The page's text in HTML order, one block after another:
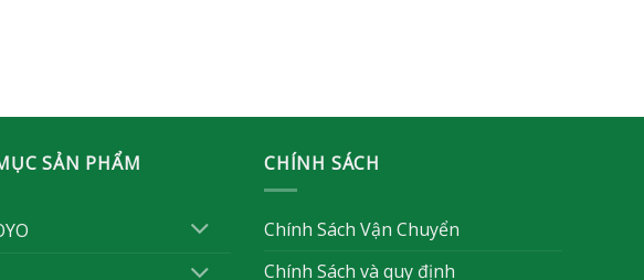
SẢN PHẨM CHÍNH SÁCH
Chính Sách Vận Chuyển
Chính Sách và quy định